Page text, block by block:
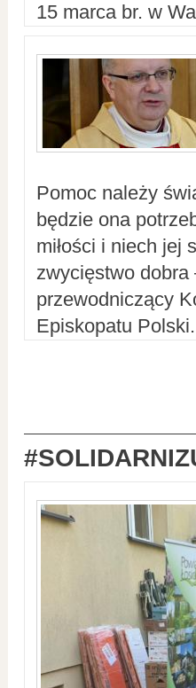
15 marca br. w
Pomoc należy
będzie ona
miłości i niech jej
zwycięstwo dobra
przewodniczący
Episkopatu Polski.